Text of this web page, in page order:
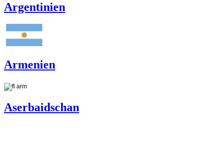
Argentinien
Armenien
Aserbaidschan